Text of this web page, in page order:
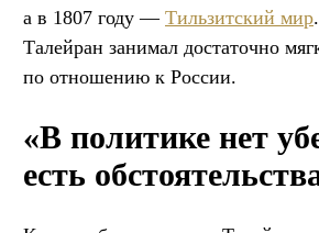
а в 1807 году — Тильзитский мир
Талейран занимал достаточно
по отношению к России.
«В политике нет
есть